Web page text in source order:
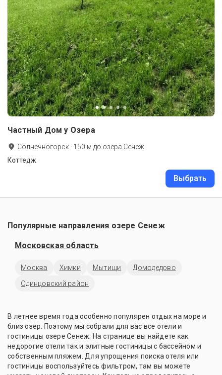
Частный Дом у Озера
Солнечногорск · 150 м до озера Сенеж
Коттедж
Выбрать
Популярные направления озере Сенеж
Московская область
Москва Химки Мытищи
Домодедово
Одинцовский район
В летнее время года особенно популярен отдых на море и
близ озер. Поэтому мы собрали для вас все отели и
гостиницы озере Сенеж. На странице вы найдете как
недорогие отели так и элитные гостиницы с бассейном и
собственным пляжем. Для упрощения поиска отеля или
гостиницы воспользуйтесь фильтром, там вы можете